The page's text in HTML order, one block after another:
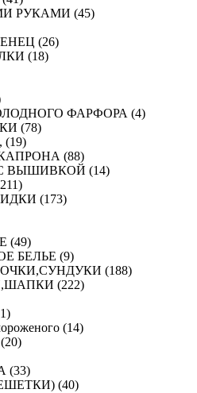
РУКАМИ (45)
(26)
(18)
ФАРФОРА (4)
(78)
(88)
ВЫШИВКОЙ (14)
(173)
(49)
БЕЛЬЕ (9)
(188)
(222)
(14)
(33)
(40)